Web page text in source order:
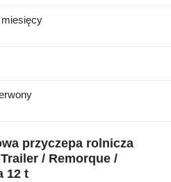
miesięcy
przyczepa rolnicza
/ Remorque /
12 t